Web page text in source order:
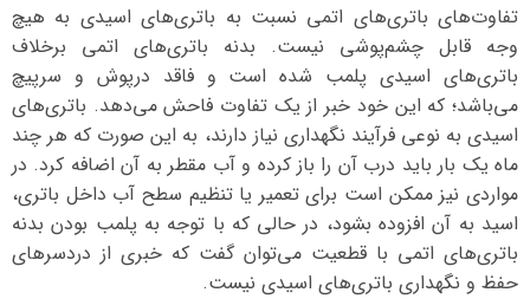
تفاوت‌های باتری‌های اتمی نسبت به باتری‌های اسیدی به هیچ
وجه قابل چشم‌پوشی نیست. بدنه باتری‌های اتمی برخلاف
باتری‌های اسیدی پلمب شده است و فاقد درپوش و سرپیچ
می‌باشد؛ که این خود خبر از یک تفاوت فاحش می‌دهد. باتری‌های
اسیدی به نوعی فرآیند نگهداری نیاز دارند، به این صورت که هر چند
ماه یک بار باید درب آن را باز کرده و آب مقطر به آن اضافه کرد. در
مواردی نیز ممکن است برای تعمیر یا تنظیم سطح آب داخل باتری،
اسید به آن افزوده بشود، در حالی که با توجه به پلمب بودن بدنه
باتری‌های اتمی با قطعیت می‌توان گفت که خبری از دردسرهای
حفظ و نگهداری باتری‌های اسیدی نیست.